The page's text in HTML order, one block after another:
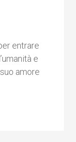
entrare
e
amore